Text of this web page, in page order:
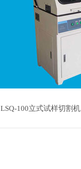
LSQ-100立式试样切割机